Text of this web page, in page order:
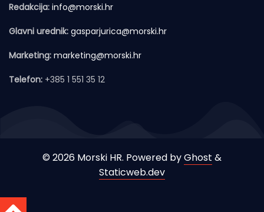
Redakcija: info@morski.hr
Glavni urednik: gasparjurica@morski.hr
Marketing: marketing@morski.hr
Telefon: +385 1 551 35 12
© 2026 Morski HR. Powered byGhost &
Staticweb.dev